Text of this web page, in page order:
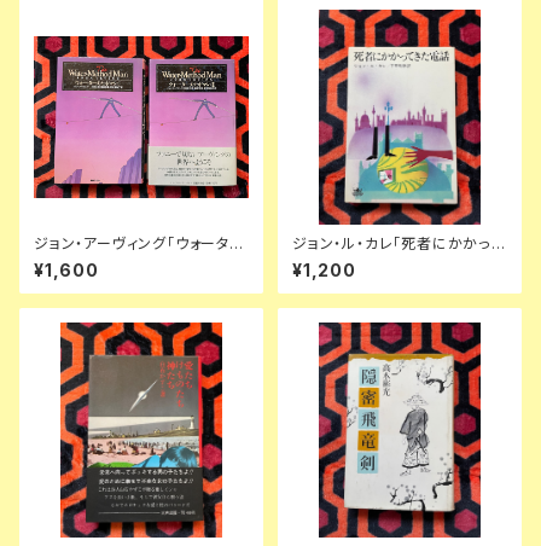
ジョン・アーヴィング「ウォーター
メソッドマンⅠⅡ」セット 初版 川
本三郎 柴田元幸 岸本佐和子訳
国書刊行会
¥1,600
ジョン・ル・カレ「死者にかかって
きた電話」宇野利泰訳 カバー:真
鍋博 早川書房 ハヤカワノヴェル
ズ スパイミステリー
¥1,200